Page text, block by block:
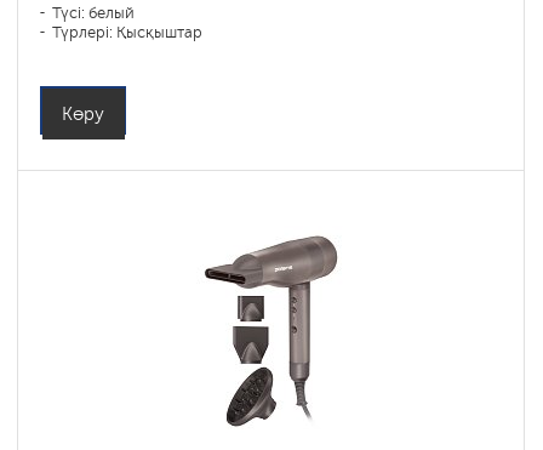
Түсі: белый
Түрлері: Қысқыштар
Көру